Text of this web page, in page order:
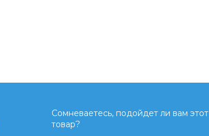
Сомневаетесь, подойдет ли вам этот
товар?